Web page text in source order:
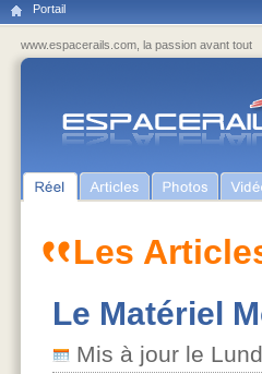
Portail
www.espacerails.com, la passion avant tout
Les
Le Matériel
Mis à jour le